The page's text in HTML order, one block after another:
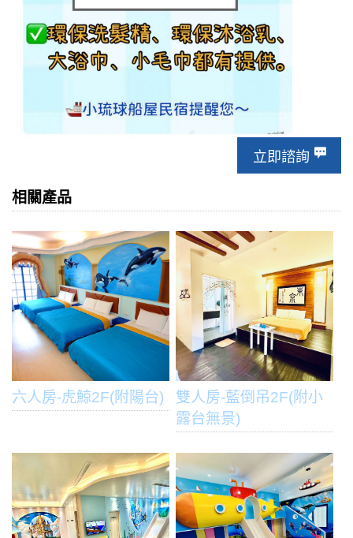
立即諮詢
相關產品
六人房-虎鯨2F(附陽台)
雙人房-藍倒吊2F(附小
露台無景)